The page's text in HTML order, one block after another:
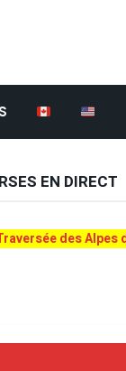
EN DIRECT
des Alpes